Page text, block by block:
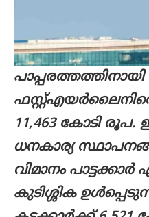
11,463 കോടി
ധനകാര്യ
വിമാനം
കുടിശ്ശിക